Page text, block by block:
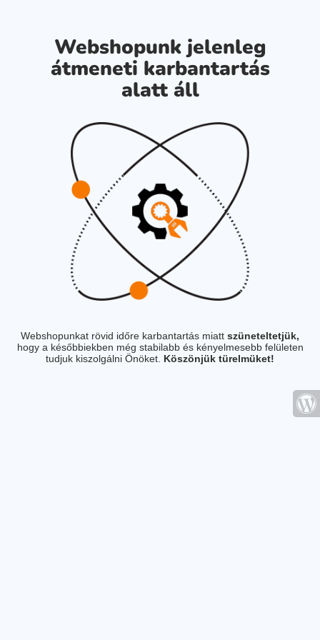
Webshopunk jelenleg
átmeneti karbantartás
alatt áll
Webshopunkat rövid időre karbantartás miatt szüneteltetjük,
hogy a későbbiekben még stabilabb és kényelmesebb felületen
tudjuk kiszolgálni Önöket. Köszönjük türelmüket!